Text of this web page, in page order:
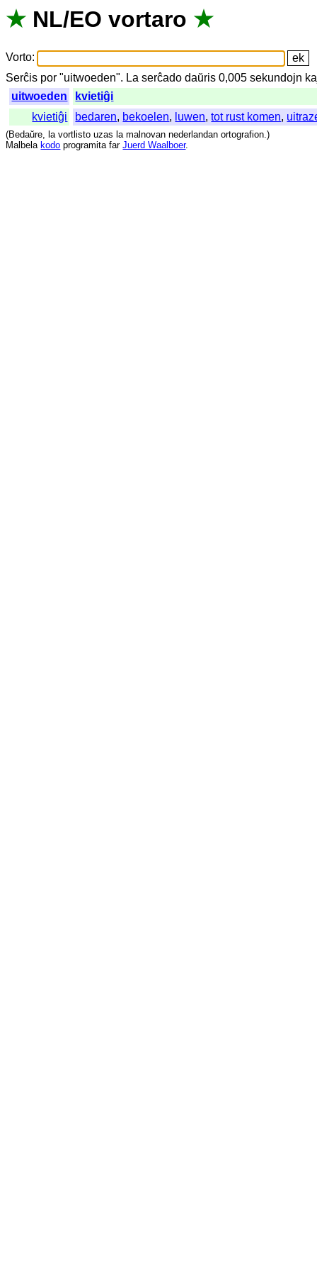
★ NL/EO vortaro ★
Vorto:
Serĉis por "uitwoeden". La serĉado daŭris 0,005sekundojn
uitwoeden
kvietiĝi
kvietiĝi
bedaren, bekoelen, luwen,tot rust komen,
(Bedaŭre, la vortlisto uzas la malnovan nederlandan ortografion.)
Malbela kodo programita far Juerd Waalboer.